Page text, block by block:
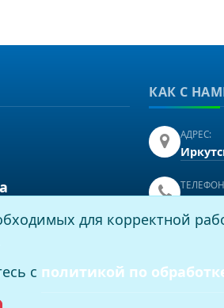
КАК С
АДРЕС:
для корректной
с политикой по